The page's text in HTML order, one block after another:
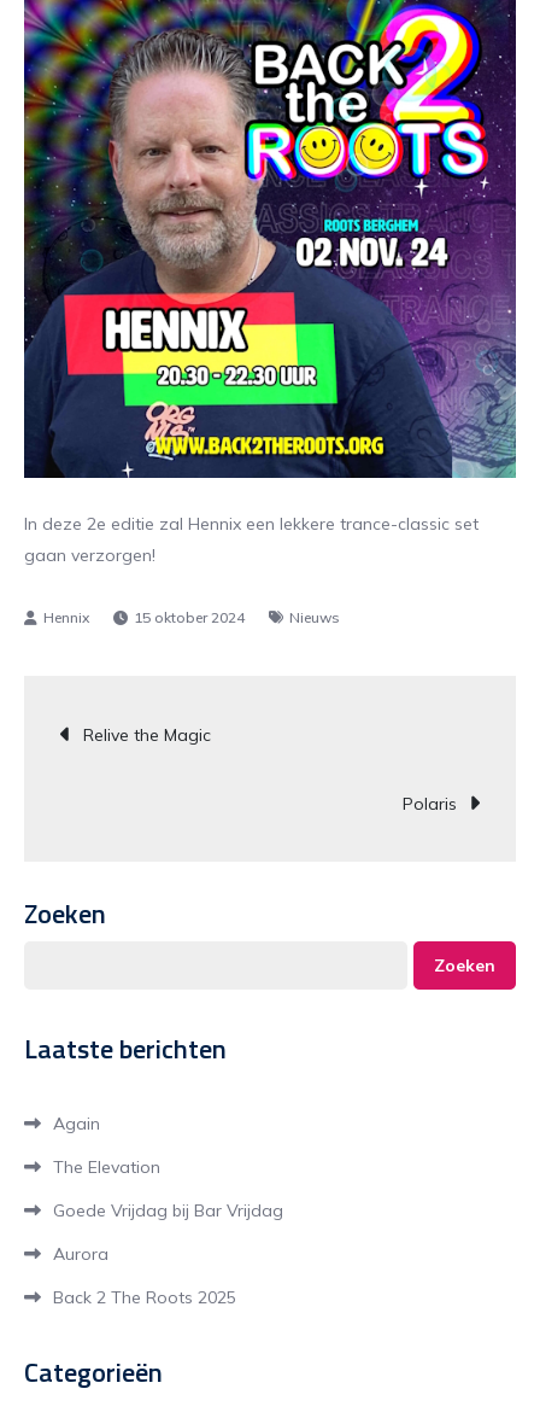
In deze 2e editie zal Hennix een lekkere trance-classic set
gaan verzorgen!
15 oktober 2024 Nieuws
Bericht
Relive the Magic
Polaris
Zoeken
Zoeken
Laatste berichten
Again
The Elevation
Goede Vrijdag bij Bar Vrijdag
Aurora
Back 2 The Roots 2025
Categorieën